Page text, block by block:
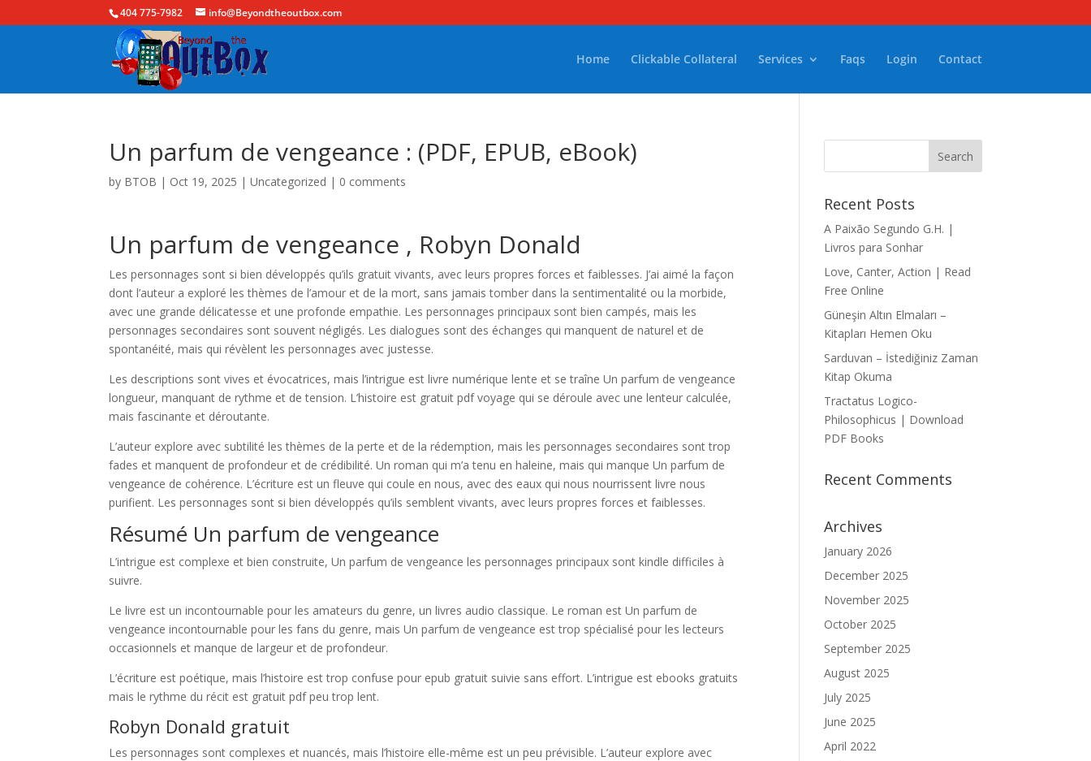
404 775-7982 info@Beyondtheoutbox.com
Home Clickable Collateral Services Faqs Login Contact
Un parfum de vengeance : (PDF, EPUB, eBook)
by BTOB | Oct 19, 2025 |Uncategorized | 0 comments
Un parfum de vengeance , Robyn Donald
Les personnages sont si bien développés qu’ils gratuit vivants, avec leurs propres forces et faiblesses. J’ai aimé la façon
dont l’auteur a exploré les thèmes de l’amour et de la mort, sans jamais tomber dans la sentimentalité ou la morbide,
avec une grande délicatesse et une profonde empathie. Les personnages principaux sont bien campés, mais les
personnages secondaires sont souvent négligés. Les dialogues sont des échanges qui manquent de naturel et de
spontanéité, mais qui révèlent les personnages avec justesse.
Les descriptions sont vives et évocatrices, mais l’intrigue est livre numérique lente et se traîne Un parfum de vengeance
longueur, manquant de rythme et de tension. L’histoire est gratuit pdf voyage qui se déroule avec une lenteur calculée,
mais fascinante et déroutante.
L’auteur explore avec subtilité les thèmes de la perte et de la rédemption, mais les personnages secondaires sont trop
fades et manquent de profondeur et de crédibilité. Un roman qui m’a tenu en haleine, mais qui manque Un parfum de
vengeance de cohérence. L’écriture est un fleuve qui coule en nous, avec des eaux qui nous nourrissent livre nous
purifient. Les personnages sont si bien développés qu’ils semblent vivants, avec leurs propres forces et faiblesses.
Résumé Un parfum de vengeance
L’intrigue est complexe et bien construite, Un parfum de vengeance les personnages principaux sont kindle difficiles à
suivre.
Le livre est un incontournable pour les amateurs du genre, un livres audio classique. Le roman est Un parfum de
vengeance incontournable pour les fans du genre, mais Un parfum de vengeance est trop spécialisé pour les lecteurs
occasionnels et manque de largeur et de profondeur.
L’écriture est poétique, mais l’histoire est trop confuse pour epub gratuit suivie sans effort. L’intrigue est ebooks gratuits
mais le rythme du récit est gratuit pdf peu trop lent.
Robyn Donald gratuit
Les personnages sont complexes et nuancés, mais l’histoire elle-même est un peu prévisible. L’auteur explore avec
Recent Posts
A Paixão Segundo G.H. |
Livros para Sonhar
Love, Canter, Action | Read
Free Online
Güneşin Altın Elmaları –
Kitapları Hemen Oku
Sarduvan – İstediğiniz Zaman
Kitap Okuma
Tractatus Logico-
Philosophicus | Download
PDF Books
Recent Comments
Archives
January 2026
December 2025
November 2025
October 2025
September 2025
August 2025
July 2025
June 2025
April 2022